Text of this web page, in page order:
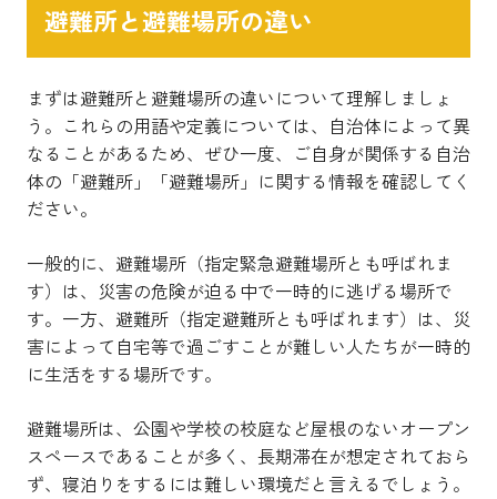
避難所と避難場所の違い
まずは避難所と避難場所の違いについて理解しましょ
う。これらの用語や定義については、自治体によって異
なることがあるため、ぜひ一度、ご自身が関係する自治
体の「避難所」「避難場所」に関する情報を確認してく
ださい。
一般的に、避難場所（指定緊急避難場所とも呼ばれま
す）は、災害の危険が迫る中で一時的に逃げる場所で
す。一方、避難所（指定避難所とも呼ばれます）は、災
害によって自宅等で過ごすことが難しい人たちが一時的
に生活をする場所です。
避難場所は、公園や学校の校庭など屋根のないオープン
スペースであることが多く、長期滞在が想定されておら
ず、寝泊りをするには難しい環境だと言えるでしょう。